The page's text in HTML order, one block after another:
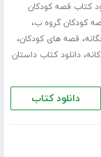
کتاب قصه کودکان
کودکان گروه ب،
، قصه های کودکان،
،دانلود کتاب داستان
دانلود کتاب